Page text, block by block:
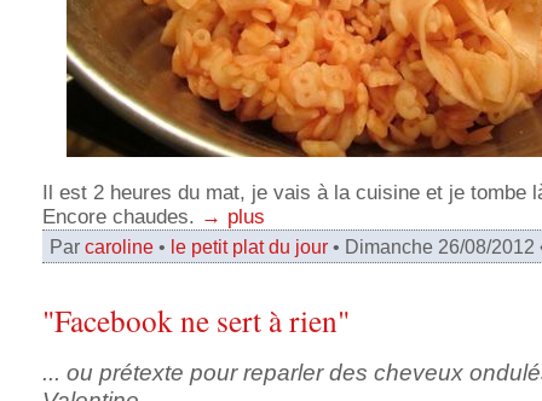
Il est 2 heures du mat, je vais à la cuisine et je tombe
Encore chaudes. → plus
Par caroline • le petit plat du jour • Dimanche 26/08/2012
"Facebook ne sert à rien"
... ou prétexte pour reparler des cheveux